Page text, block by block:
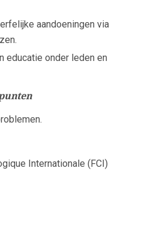
aandoeningen via
educatie onder leden en
Internationale (FCI)